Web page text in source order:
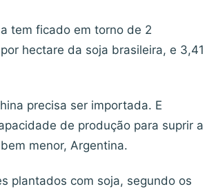
tem ficado em torno de 2
hectare da soja brasileira, e 3,41
precisa ser importada. E
de produção para suprir a
menor, Argentina.
plantados com soja, segundo os